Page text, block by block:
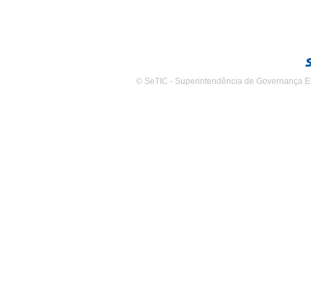
© SeTIC - Superintendência de Governança